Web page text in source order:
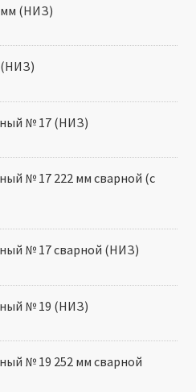
мм (НИЗ)
(НИЗ)
№ 17 (НИЗ)
№ 17 222 мм сварной (с
№ 17 сварной (НИЗ)
№ 19 (НИЗ)
№ 19 252 мм сварной